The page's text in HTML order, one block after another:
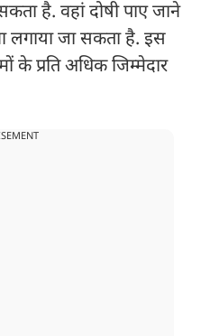
है. वहां दोषी पाए जाने
लगाया जा सकता है. इस
के प्रति अधिक जिम्मेदार